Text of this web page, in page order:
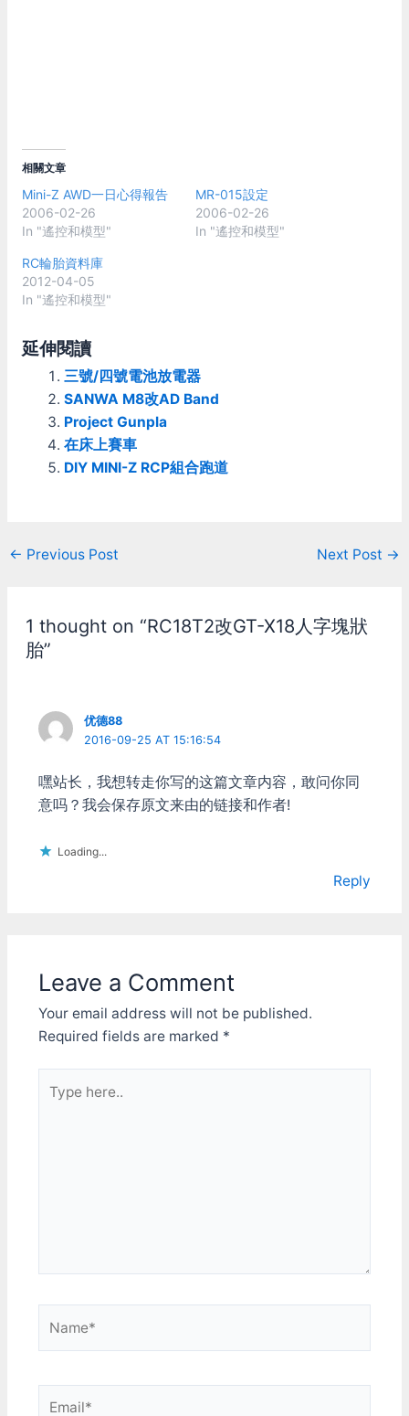
相關文章
Mini-Z AWD一日心得報告
2006-02-26
In "遙控和模型"
MR-015設定
2006-02-26
In "遙控和模型"
RC輪胎資料庫
2012-04-05
In "遙控和模型"
延伸閱讀
三號/四號電池放電器
SANWA M8改AD Band
Project Gunpla
在床上賽車
DIY MINI-Z RCP組合跑道
Post
← Previous Post Next Post →
1 thought on “RC18T2改GT-X18人字塊狀
胎”
优德88
2016-09-25 AT 15:16:54
嘿站长，我想转走你写的这篇文章内容，敢问你同
意吗？我会保存原文来由的链接和作者!
Loading...
Reply
Leave a Comment
Your email address will not be published.
Required fields are marked *
here..